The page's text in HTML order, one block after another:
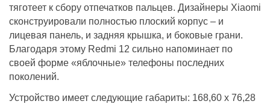
тяготеет к сбору отпечатков пальцев. Дизайнеры Xiaomi
сконструировали полностью плоский корпус – и
лицевая панель, и задняя крышка, и боковые грани.
Благодаря этому Redmi 12 сильно напоминает по
своей форме «яблочные» телефоны последних
поколений.
Устройство имеет следующие габариты: 168,60 x 76,28